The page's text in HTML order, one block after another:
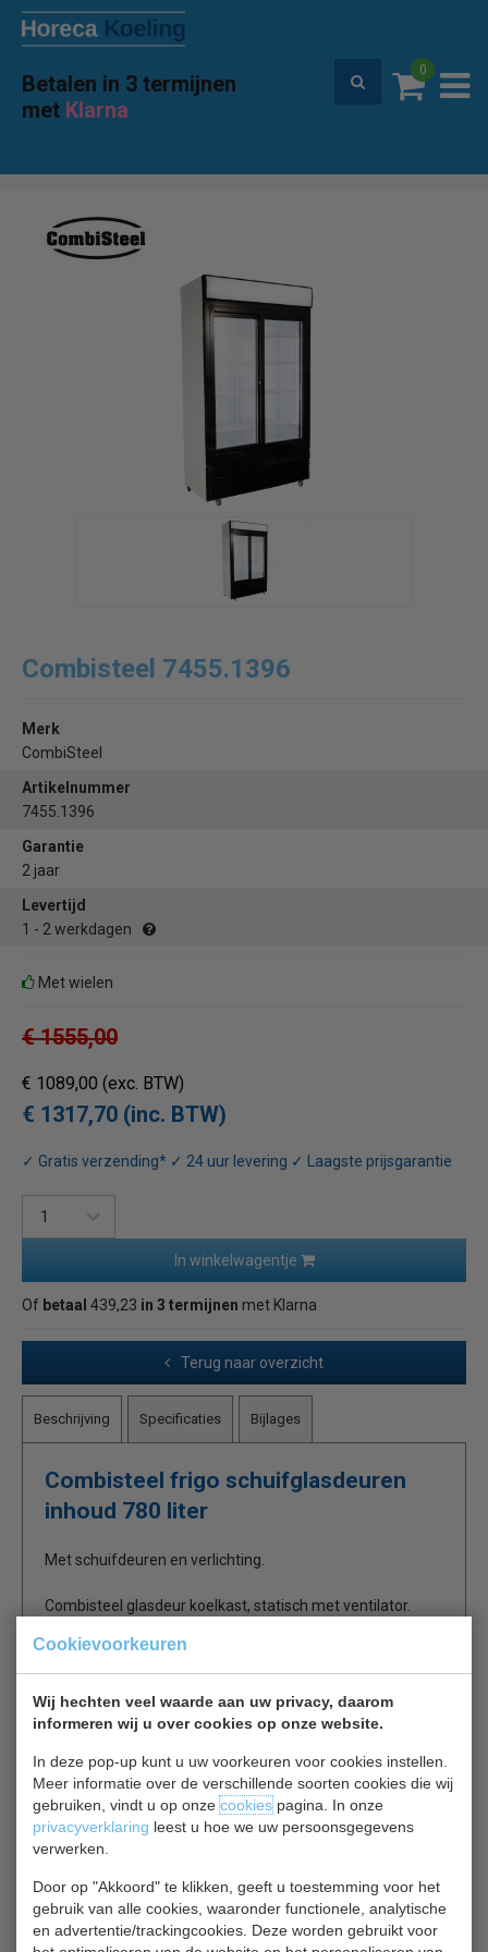
Cookievoorkeuren
Wij hechten veel waarde aan uw privacy, daarom
informeren wij u over cookies op onze website.
In deze pop-up kunt u uw voorkeuren voor cookies instellen.
Meer informatie over de verschillende soorten cookies die wij
gebruiken, vindt u op onzecookiespagina. In onze
privacyverklaring leest u hoe we uw persoonsgegevens
verwerken.
Door op "Akkoord" te klikken, geeft u toestemming voor het
gebruik van alle cookies, waaronder functionele, analytische
en advertentie/trackingcookies. Deze worden gebruikt voor
Betalen in 3 termijnen
met Klarna
0
Premium service en garantie
Home Koelen & Vriezen
Combisteel 7455.1396
Merk
CombiSteel
Artikelnummer
7455.1396
Garantie
2 jaar
Levertijd
1 - 2 werkdagen
Met wielen
€ 1555,00
€ 1089,00 (exc. BTW)
€ 1317,70 (inc. BTW)
✓ Gratis verzending* ✓ 24 uur levering ✓ Laagste prijsgarantie
In winkelwagentje
Of betaal 439,23 in 3 termijnen met Klarna
Terug naar overzicht
Beschrijving Specificaties Bijlages
Combisteel frigo schuifglasdeuren
inhoud 780 liter
Met schuifdeuren en verlichting.
Combisteel glasdeur koelkast, statisch met ventilator.
roosters, en LED verlichting.
Uitermate geschikt om drank in te koelen, maar uiteraard
ook voor alle andere te koelen levensmiddelen.
inclusief 8 roosters
koelt tussen +2ºC en +10ºC
Frigo glasdeur wordt veelal gebruikt in bars, frituur,
Gerelateerde producten